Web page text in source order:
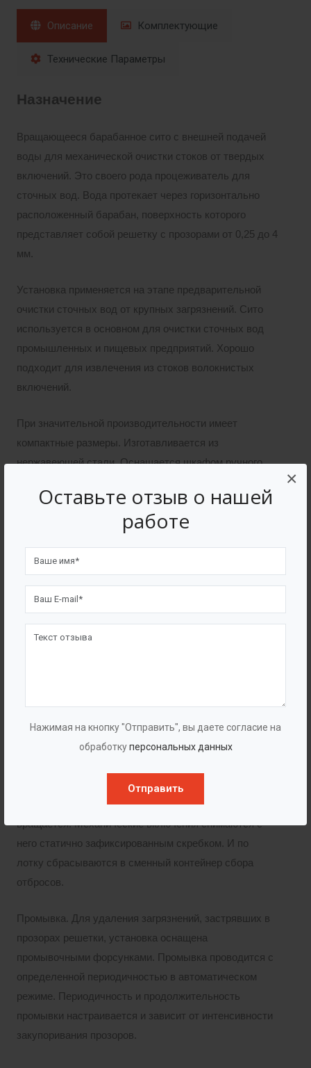
Оставьте отзыв о нашей
работе
Нажимая на кнопку "Отправить", вы даете согласие на
обработкуперсональных данных
Отправить
×
Описание Комплектующие
Технические Параметры
Назначение
Вращающееся барабанное сито с внешней подачей
воды для механической очистки стоков от твердых
включений. Это своего рода процеживатель для
сточных вод. Вода протекает через горизонтально
расположенный барабан, поверхность которого
представляет собой решетку с прозорами от 0,25 до 4
мм.
Установка применяется на этапе предварительной
очистки сточных вод от крупных загрязнений. Сито
используется в основном для очистки сточных вод
промышленных и пищевых предприятий. Хорошо
подходит для извлечения из стоков волокнистых
включений.
При значительной производительности имеет
компактные размеры. Изготавливается из
нержавеющей стали. Оснащается шкафом ручного
Подача воды. Исходная вода, загрязненная
по трубопроводу в приемную камеру установки,
которая находится позади барабанного сита. Для
защиты от перелива камера имеет аварийный отвод,
куда в случае превышения уровня стекает лишний
объем стока.
расположенную под барабаном. А мусор и
загрязнения крупнее щелевых прозоров
задерживаются на барабане. Осветленная вода
Удаление шлама. Барабанное сито непрерывно
вращается. Механические включения снимаются с
него статично зафиксированным скребком. И по
лотку сбрасываются в сменный контейнер сбора
отбросов.
Промывка. Для удаления загрязнений, застрявших в
прозорах решетки, установка оснащена
промывочными форсунками. Промывка проводится с
определенной периодичностью в автоматическом
режиме. Периодичность и продолжительность
промывки настраивается и зависит от интенсивности
закупоривания прозоров.